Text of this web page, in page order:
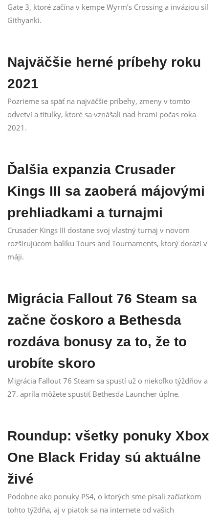
Gate 3, ktoré začína v kempe Wyrm’s Crossing a inváziou síl
Githyanki.
Najväčšie herné príbehy roku
2021
Pozrieme sa späť na najväčšie príbehy, zmeny v tomto
odvetví a titulky, ktoré sa vznášali nad hrami počas roka
2021.
Ďalšia expanzia Crusader
Kings III sa zaoberá májovými
prehliadkami a turnajmi
Crusader Kings III dostane svoj vlastný turnaj v novom
rozširujúcom balíku Tours and Tournaments, ktorý dorazí v
máji.
Migrácia Fallout 76 Steam sa
začne čoskoro a Bethesda
rozdáva bonusy za to, že to
urobíte skoro
Migrácia Fallout 76 Steam sa spustí už o niekoľko týždňov a
27. apríla môžete spustiť Bethesda Launcher úplne.
Roundup: všetky ponuky Xbox
One Black Friday sú aktuálne
živé
Podobne ako ponuky PS4, o ktorých sme písali začiatkom
tohto týždňa, aj v piatok sa na internete od vašich